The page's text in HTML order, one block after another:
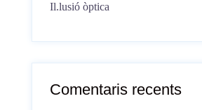
Il.lusió òptica
Comentaris recents